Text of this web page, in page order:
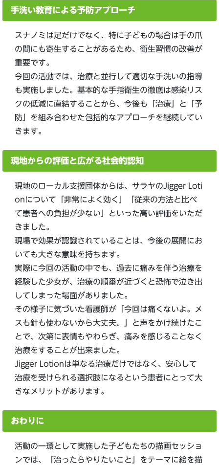
手洗い教育による予防アプローチ
スナノミは足だけでなく、特に子どもの場合は手の爪
の間にも寄生することがあるため、衛生習慣の改善が
重要です。
今回の活動では、治療と並行して適切な手洗いの指導
も実施しました。基本的な手指衛生の徹底は感染リス
クの低減に直結することから、今後も「治療」と「予
防」を組み合わせた包括的なアプローチを継続してい
きます。
現地からの評価と広がる社会的認知
現地のローカル支援団体からは、サラヤのJigger Loti
onについて「非常によく効く」「従来の方法と比べ
て患者への負担が少ない」といった高い評価をいただ
きました。
現場で効果が認識されていることは、今後の展開にお
いても大きな意味を持ちます。
実際に今回の活動の中でも、過去に痛みを伴う治療を
経験した少女が、治療の順番が近づくと恐怖で泣き出
してしまった場面がありました。
その様子に気づいた看護師が「今回は痛くないよ。メ
スも針も使わないから大丈夫。」と声をかけ続けたこ
とで、次第に表情もやわらぎ、痛みを感じることなく
治療をすることが出来ました。
Jigger Lotionは単なる治療だけではなく、安心して
治療を受けられる選択肢になるという患者にとって大
きなメリットがあります。
おわりに
活動の一環として実施した子どもたちの描画セッショ
ンでは、「治ったらやりたいこと」をテーマに絵を描